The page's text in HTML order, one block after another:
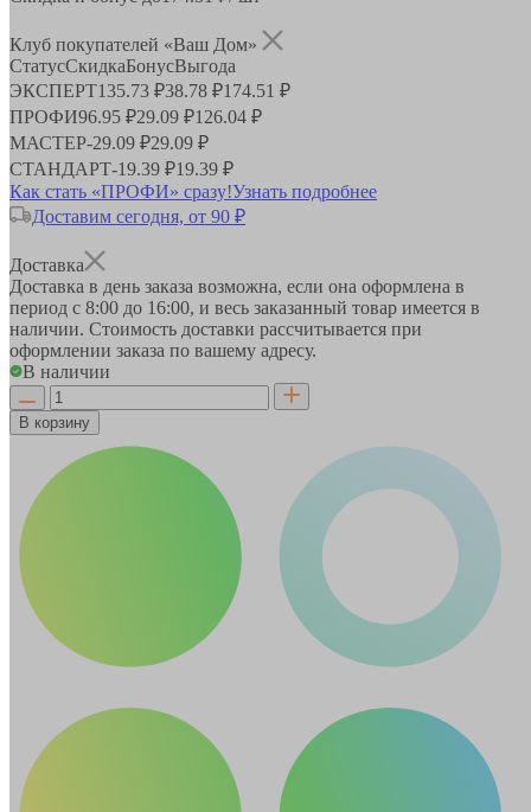
Клуб покупателей «Ваш Дом»
СтатусСкидкаБонусВыгода
ЭКСПЕРТ135.73 ₽38.78 ₽174.51 ₽
ПРОФИ96.95 ₽29.09 ₽126.04 ₽
МАСТЕР-29.09 ₽29.09 ₽
СТАНДАРТ-19.39 ₽19.39 ₽
Как стать «ПРОФИ» сразу!Узнать подробнее
Доставим сегодня, от 90 ₽
Доставка
Доставка в день заказа возможна, если она оформлена в
период с 8:00 до 16:00, и весь заказанный товар имеется в
наличии. Стоимость доставки рассчитывается при
оформлении заказа по вашему адресу.
В наличии
В корзину